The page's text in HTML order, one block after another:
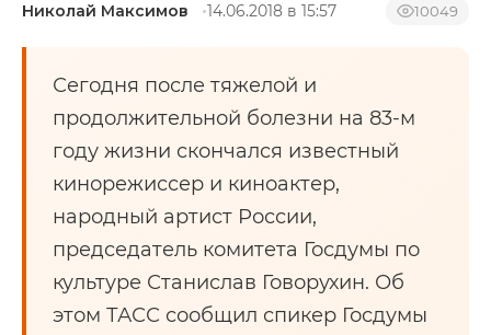
КУЛЬТУРА
Николай Максимов 14.06.2018 в 15:57 10049
Сегодня после тяжелой и
продолжительной болезни на 83-м
году жизни скончался известный
кинорежиссер и киноактер,
народный артист России,
председатель комитета Госдумы по
культуре Станислав Говорухин. Об
этом ТАСС сообщил спикер Госдумы